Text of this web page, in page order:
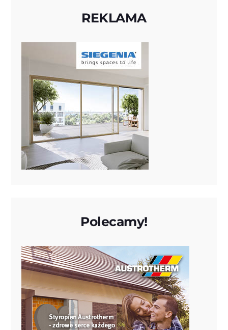
REKLAMA
Polecamy!